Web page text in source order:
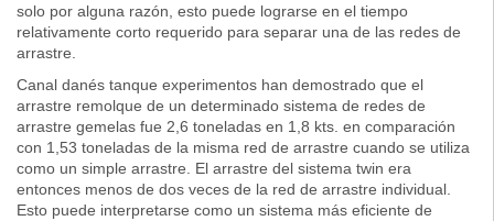
solo por alguna razón, esto puede lograrse en el tiempo
relativamente corto requerido para separar una de las redes de
arrastre.
Canal danés tanque experimentos han demostrado que el
arrastre remolque de un determinado sistema de redes de
arrastre gemelas fue 2,6 toneladas en 1,8 kts. en comparación
con 1,53 toneladas de la misma red de arrastre cuando se utiliza
como un simple arrastre. El arrastre del sistema twin era
entonces menos de dos veces de la red de arrastre individual.
Esto puede interpretarse como un sistema más eficiente de